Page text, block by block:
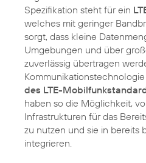
Spezifikation steht für ein
welches mit geringer
sorgt, dass kleine
Umgebungen und über
zuverlässig übertragen
des LTE-
haben so die Möglichkeit,
Infrastrukturen für das
zu nutzen und sie in bereits
integrieren.